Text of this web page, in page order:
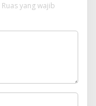
Ruas yang wajib